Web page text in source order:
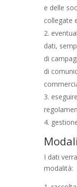
e delle
collegate
dati,
di
di
I dati
modalità: